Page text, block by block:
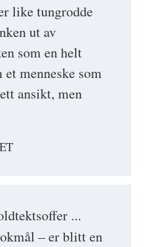
like tungrodde
ut av
som en helt
menneske som
ansikt, men
...
– er blitt en